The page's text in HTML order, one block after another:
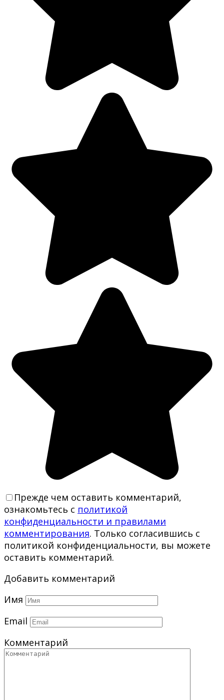
Прежде чем оставить комментарий,
ознакомьтесь с политикой
конфиденциальности и правилами
комментирования. Только согласившись с
политикой конфиденциальности, вы можете
оставить комментарий.
Добавить комментарий
Имя
Email
Комментарий